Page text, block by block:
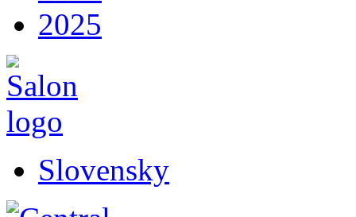
2025
Slovensky